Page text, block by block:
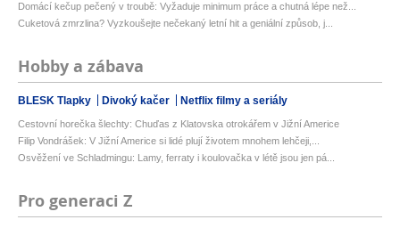
Domácí kečup pečený v troubě: Vyžaduje minimum práce a chutná lépe než...
Cuketová zmrzlina? Vyzkoušejte nečekaný letní hit a geniální způsob, j...
Hobby a zábava
BLESK Tlapky Divoký kačer Netflix filmy a seriály
Cestovní horečka šlechty: Chuďas z Klatovska otrokářem v Jižní Americe
Filip Vondrášek: V Jižní Americe si lidé plují životem mnohem lehčeji,...
Osvěžení ve Schladmingu: Lamy, ferraty i koulovačka v létě jsou jen pá...
Pro generaci Z